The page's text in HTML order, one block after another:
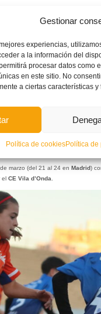
Gestionar
experiencias,
a la información del
procesar datos como
en este sitio. No
a ciertas características y
Política de cookiesPolítica
marzo (del 21 al 24 en Madrid)
CE Vila d’Onda